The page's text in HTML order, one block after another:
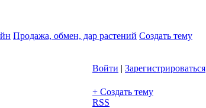
Продажа, обмен, дар растений Создать тему
Войти | Зарегистрироваться
+ Создать тему
RSS